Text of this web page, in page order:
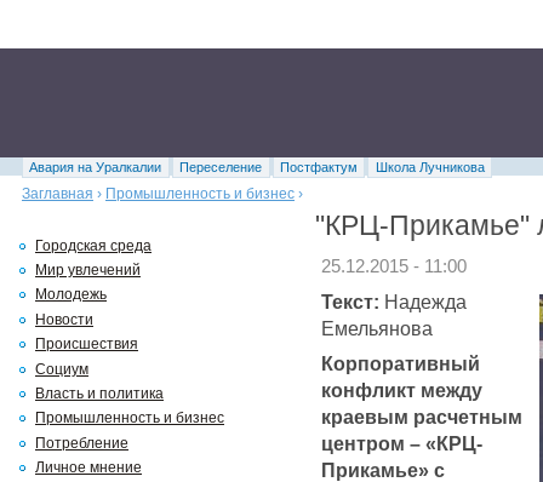
Авария на Уралкалии Переселение Постфактум
Школа Лучникова
Заглавная › Промышленность и бизнес ›
"КРЦ-Прикамье"
25.12.2015 - 11:00
Текст: Надежда
Емельянова
Корпоративный
конфликт между
краевым расчетным
центром – «КРЦ-
Прикамье» с
Городская среда
Мир увлечений
Молодежь
Новости
Происшествия
Социум
Власть и политика
Промышленность и бизнес
Потребление
Личное мнение